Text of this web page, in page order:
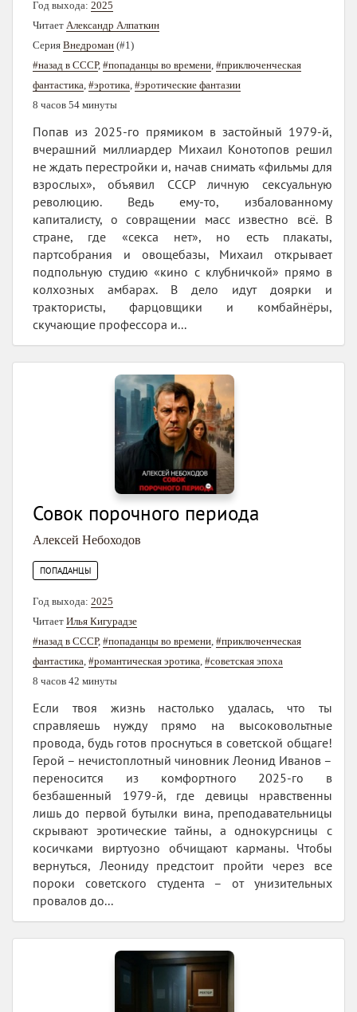
Год выхода: 2025
Читает Александр Алпаткин
Серия Внедроман (#1)
#назад в СССР, #попаданцы во времени #приключенческая
фантастика #эротика #эротические фантазии
8 часов 54 минуты
Попав из 2025-го прямиком в застойный 1979-й,
вчерашний миллиардер Михаил Конотопов решил
не ждать перестройки и, начав снимать «фильмы для
взрослых», объявил СССР личную сексуальную
революцию. Ведь ему-то, избалованному
капиталисту, о совращении масс известно всё. В
стране, где «секса нет», но есть плакаты,
партсобрания и овощебазы, Михаил открывает
подпольную студию «кино с клубничкой» прямо в
колхозных амбарах. В дело идут доярки и
трактористы, фарцовщики и комбайнёры,
скучающие профессора и...
Совок порочного периода
Алексей Небоходов
ПОПАДАНЦЫ
Год выхода: 2025
Читает Илья Кигурадзе
#назад в СССР, #попаданцы во времени #приключенческая
фантастика #романтическая эротика #советская эпоха
8 часов 42 минуты
Если твоя жизнь настолько удалась, что ты
справляешь нужду прямо на высоковольтные
провода, будь готов проснуться в советской общаге!
Герой – нечистоплотный чиновник Леонид Иванов –
переносится из комфортного 2025-го в
безбашенный 1979-й, где девицы нравственны
лишь до первой бутылки вина, преподавательницы
скрывают эротические тайны, а однокурсницы с
косичками виртуозно обчищают карманы. Чтобы
вернуться, Леониду предстоит пройти через все
пороки советского студента – от унизительных
провалов до...